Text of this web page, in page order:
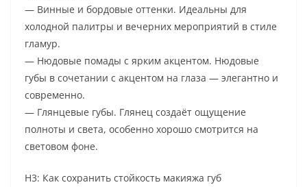
— Винные и бордовые оттенки. Идеальны для
холодной палитры и вечерних мероприятий в стиле
гламур.
— Нюдовые помады с ярким акцентом. Нюдовые
губы в сочетании с акцентом на глаза — элегантно и
современно.
— Глянцевые губы. Глянец создаёт ощущение
полноты и света, особенно хорошо смотрится на
световом фоне.
H3: Как сохранить стойкость макияжа губ